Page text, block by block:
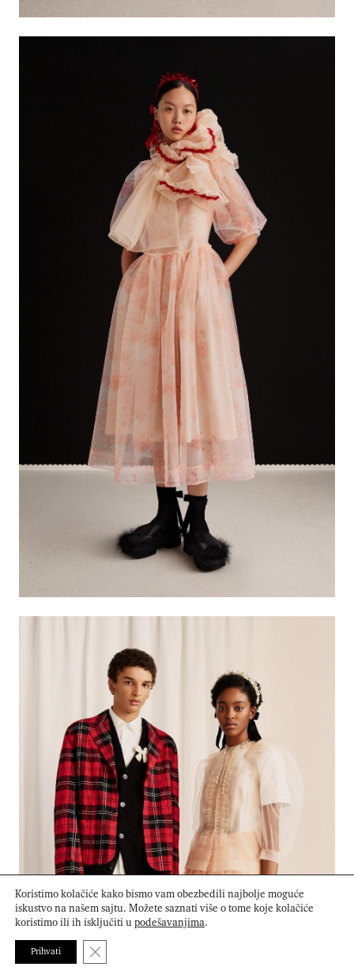
Koristimo kolačiće kako bismo vam obezbedili najbolje moguće
iskustvo na našem sajtu. Možete saznati više o tome koje kolačiće
koristimo ili ih isključiti upodešavanjima.
Prihvati Close GDPR Cookie Banner